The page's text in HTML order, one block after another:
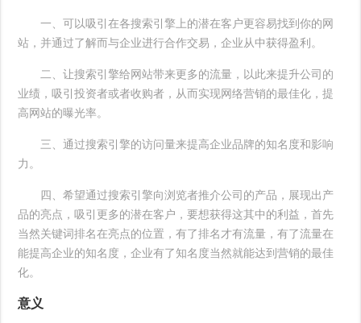
一、可以吸引在各搜索引擎上的潜在客户更容易找到你的网
站，并通过了解而与企业进行合作交易，企业从中获得盈利。
二、让搜索引擎给网站带来更多的流量，以此来提升公司的
业绩，吸引投资者或者收购者，从而实现网络营销的最佳化，提
高网站的曝光率。
三、通过搜索引擎的访问量来提高企业品牌的知名度和影响
力。
四、希望通过搜索引擎向浏览者推介公司的产品，展现出产
品的亮点，吸引更多的潜在客户，要想获得这其中的利益，首先
当然关键词排名在亮点的位置，有了排名才有流量，有了流量在
能提高企业的知名度，企业有了知名度当然就能达到营销的最佳
化。
意义